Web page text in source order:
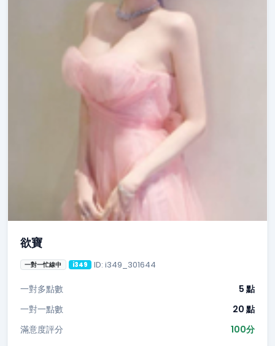
欲寶
一對一忙線中 i349 ID: i349_301644
一對多點數
5 點
一對一點數
20 點
滿意度評分
100分